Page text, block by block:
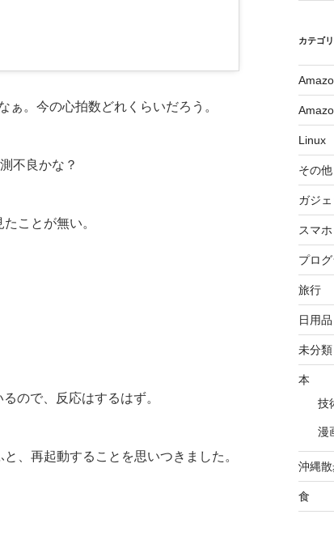
。今の心拍数どれくらいだろう。
不良かな？
ことが無い。
ので、反応はするはず。
、再起動することを思いつきました。
カテゴ
Linux
その他
ガジェ
スマホ
プロ
旅行
日用品
未分類
本
技
漫
沖縄
食